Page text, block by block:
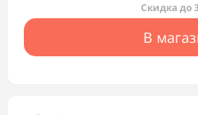
Скидка до
В